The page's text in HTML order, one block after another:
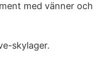
med vänner och
skylager.